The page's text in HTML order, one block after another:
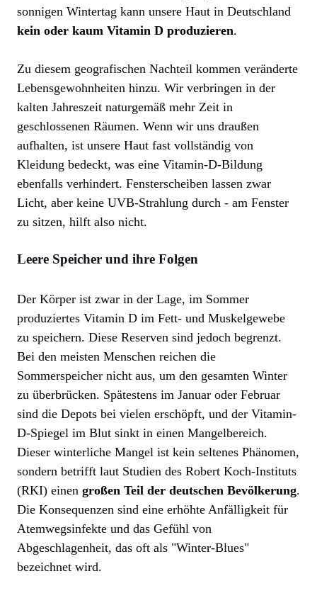
sonnigen Wintertag kann unsere Haut in Deutschland
kein oder kaum Vitamin D produzieren.
Zu diesem geografischen Nachteil kommen veränderte
Lebensgewohnheiten hinzu. Wir verbringen in der
kalten Jahreszeit naturgemäß mehr Zeit in
geschlossenen Räumen. Wenn wir uns draußen
aufhalten, ist unsere Haut fast vollständig von
Kleidung bedeckt, was eine Vitamin-D-Bildung
ebenfalls verhindert. Fensterscheiben lassen zwar
Licht, aber keine UVB-Strahlung durch - am Fenster
zu sitzen, hilft also nicht.
Leere Speicher und ihre Folgen
Der Körper ist zwar in der Lage, im Sommer
produziertes Vitamin D im Fett- und Muskelgewebe
zu speichern. Diese Reserven sind jedoch begrenzt.
Bei den meisten Menschen reichen die
Sommerspeicher nicht aus, um den gesamten Winter
zu überbrücken. Spätestens im Januar oder Februar
sind die Depots bei vielen erschöpft, und der Vitamin-
D-Spiegel im Blut sinkt in einen Mangelbereich.
Dieser winterliche Mangel ist kein seltenes Phänomen,
sondern betrifft laut Studien des Robert Koch-Instituts
(RKI) einen großen Teil der deutschen Bevölkerung.
Die Konsequenzen sind eine erhöhte Anfälligkeit für
Atemwegsinfekte und das Gefühl von
Abgeschlagenheit, das oft als "Winter-Blues"
bezeichnet wird.